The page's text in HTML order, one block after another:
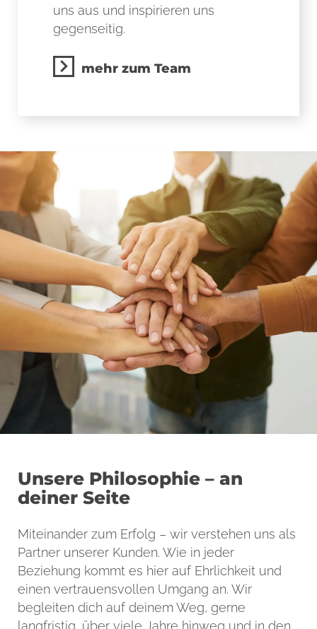
uns aus und inspirieren uns
gegenseitig.
mehr zum Team
Unsere Philosophie – an
deiner Seite
Miteinander zum Erfolg – wir verstehen uns als
Partner unserer Kunden. Wie in jeder
Beziehung kommt es hier auf Ehrlichkeit und
einen vertrauensvollen Umgang an. Wir
begleiten dich auf deinem Weg, gerne
langfristig, über viele Jahre hinweg und in den